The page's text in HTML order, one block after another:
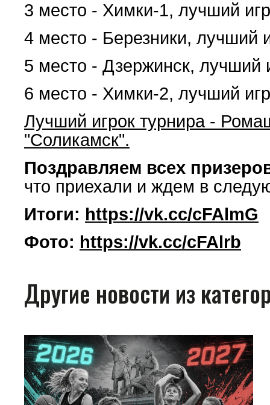
3 место - Химки-1, лучший
4 место - Березники, лучший
5 место - Дзержинск, лучший
6 место - Химки-2, лучший
Лучший игрок турнира -
"Соликамск".
Поздравляем всех
что приехали и ждем в
Итоги: https://vk.cc/cFAlmG
Фото: https://vk.cc/cFAlrb
Другие новости из